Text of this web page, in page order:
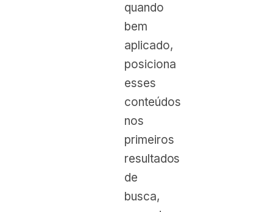
quando
bem
aplicado,
posiciona
esses
conteúdos
nos
primeiros
resultados
de
busca,